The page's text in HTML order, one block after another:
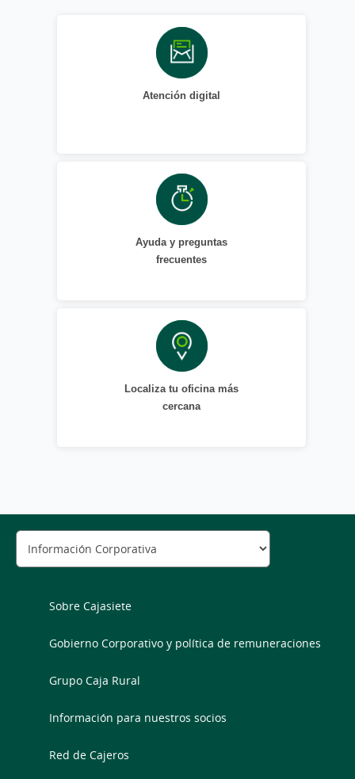
Atención digital
Ayuda y preguntas
frecuentes
Localiza tu oficina más
cercana
Sobre Cajasiete
Gobierno Corporativo y política de remuneraciones
Grupo Caja Rural
Información para nuestros socios
Red de Cajeros